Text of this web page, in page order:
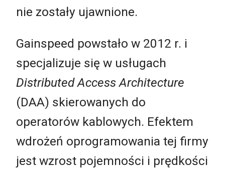
nie zostały ujawnione.
Gainspeed powstało w 2012 r. i
specjalizuje się w usługach
Distributed Access Architecture
(DAA) skierowanych do
operatorów kablowych. Efektem
wdrożeń oprogramowania tej firmy
jest wzrost pojemności i prędkości